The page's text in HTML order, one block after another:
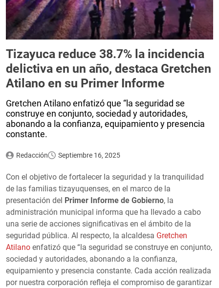
Tizayuca reduce 38.7% la incidencia
delictiva en un año, destaca Gretchen
Atilano en su Primer Informe
Gretchen Atilano enfatizó que “la seguridad se
construye en conjunto, sociedad y autoridades,
abonando a la confianza, equipamiento y presencia
constante.
Redacción Septiembre 16, 2025
Con el objetivo de fortalecer la seguridad y la tranquilidad
de las familias tizayuquenses, en el marco de la
presentación del Primer Informe de Gobierno, la
administración municipal informa que ha llevado a cabo
una serie de acciones significativas en el ámbito de la
seguridad pública. Al respecto, la alcaldesa Gretchen
Atilano enfatizó que “la seguridad se construye en conjunto,
sociedad y autoridades, abonando a la confianza,
equipamiento y presencia constante. Cada acción realizada
por nuestra corporación refleja el compromiso de garantizar